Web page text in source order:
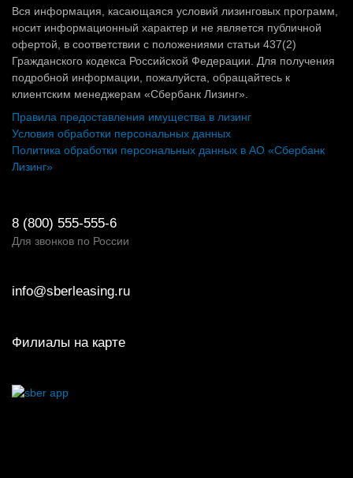
Вся информация, касающаяся условий лизинговых программ,
носит информационный характер и не является публичной
офертой, в соответствии с положениями статьи 437(2)
Гражданского кодекса Российской Федерации. Для получения
подробной информации, пожалуйста, обращайтесь к
клиентским менеджерам «Сбербанк Лизинг».
Правила предоставления имущества в лизинг
Условия обработки персональных данных
Политика обработки персональных данных в АО «Сбербанк
Лизинг»
8 (800) 555-555-6
Для звонков по России
info@sberleasing.ru
Филиалы на карте